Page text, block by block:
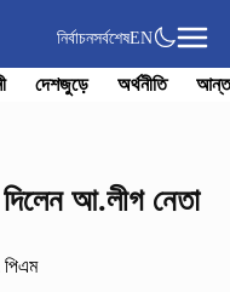
নির্বাচনসর্বশেষEN
দেশজুড়ে অর্থনীতি
আ.লীগ নেতা